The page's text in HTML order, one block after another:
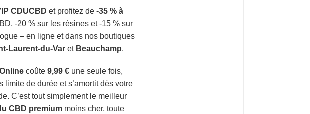
CDUCBD et profitez de-35 % à
-20 % sur les résines et -15 % sur
– en ligne et dans nos boutiques
Laurent-du-Var et Beauchamp.
coûte9,99 € une seule fois,
limite de durée et s’amortit dès votre
C’est tout simplement le meilleur
CBD premium moins cher, toute